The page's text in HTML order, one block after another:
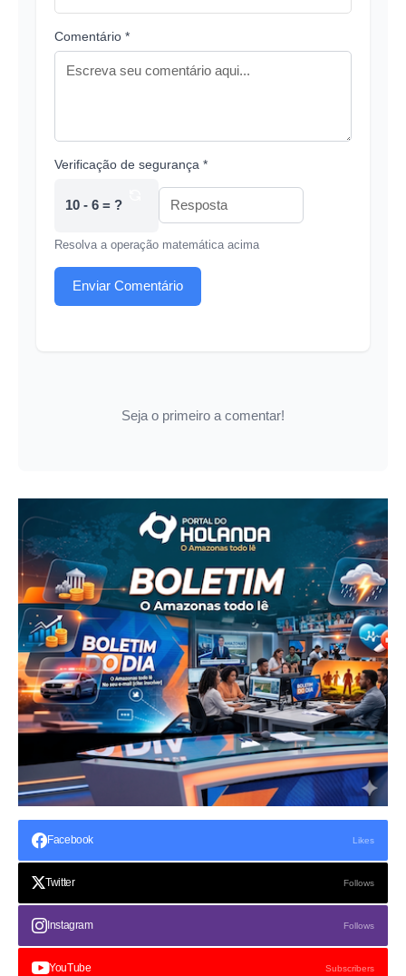
Comentário *
Verificação de segurança *
10 - 6 = ?
Resolva a operação matemática acima
Enviar Comentário
Seja o primeiro a comentar!
Facebook Likes
Twitter Follows
Instagram Follows
YouTube Subscribers